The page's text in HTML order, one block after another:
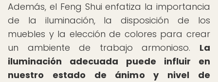
Además, el Feng Shui enfatiza la importancia
de la iluminación, la disposición de los
muebles y la elección de colores para crear
un ambiente de trabajo armonioso. La
iluminación adecuada puede influir en
nuestro estado de ánimo y nivel de